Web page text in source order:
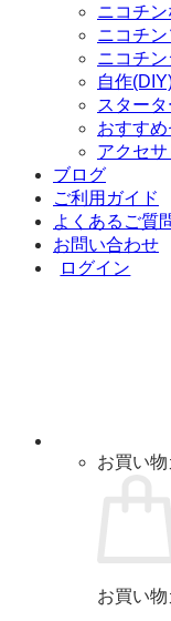
ニコチ
ニコチン
ニコチン
自作
スタータ
おすすめ
アクセサ
ブログ
ご利用ガイド
よくあるご質
お問い合わせ
ログイン
お買い
お買い物